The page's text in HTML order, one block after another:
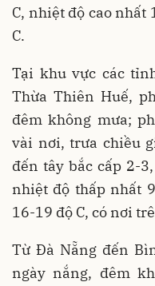
C, nhiệt độ cao nhất
C.
Tại khu vực các
Thừa Thiên Huế,
đêm không mưa;
vài nơi, trưa chiều
đến tây bắc cấp 2-
nhiệt độ thấp nhất
16-19 độ C, có nơi
Từ Đà Nẵng đến
ngày nắng, đêm